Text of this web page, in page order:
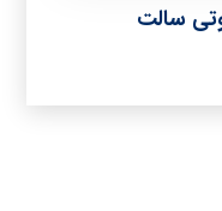
سالت